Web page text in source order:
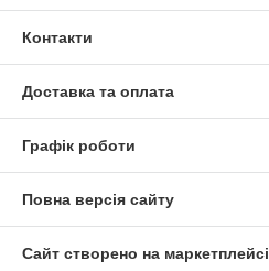
Контакти
Доставка та оплата
Графік роботи
Повна версія сайту
Сайт створено на маркетплейсі